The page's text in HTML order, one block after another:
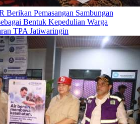
Pemasangan Sambungan
Bentuk Kepedulian Warga
TPA Jatiwaringin